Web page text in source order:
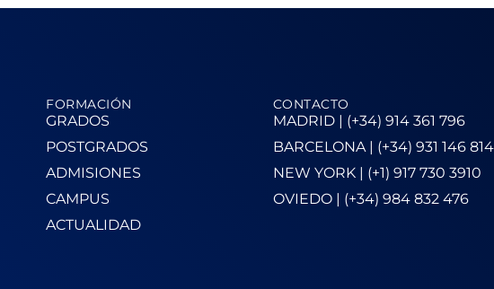
FORMACIÓN
GRADOS
POSTGRADOS
ADMISIONES
CAMPUS
ACTUALIDAD
CONTACTO
MADRID | (+34) 914 361 796
BARCELONA | (+34) 931 146 814
NEW YORK | (+1) 917 730 3910
OVIEDO | (+34) 984 832 476